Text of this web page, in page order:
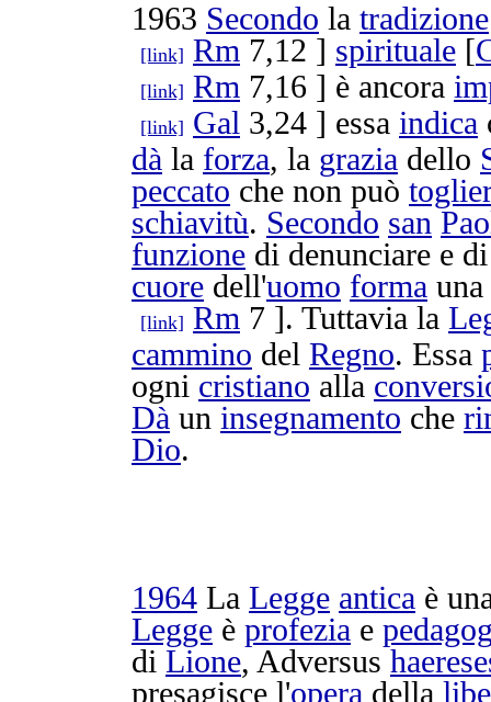
1963 Secondo la tradizione
[link] Rm 7,12 ] spirituale [
[link] Rm 7,16 ] è ancora
[link] Gal 3,24 ] essa indica
dà la forza, la grazia dello
peccato che non può
schiavitù. Secondo san
funzione di denunciare e
cuore dell'uomo forma una
[link] Rm 7 ]. Tuttavia la
cammino del Regno. Essa
ogni cristiano alla
Dà un insegnamento che
Dio.
1964 La Legge antica è
Legge è profezia e
di Lione, Adversus
presagisce l'opera della